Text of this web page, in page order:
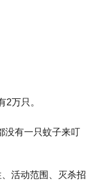
万只。
没有一只蚊子来叮
活动范围、灭杀招